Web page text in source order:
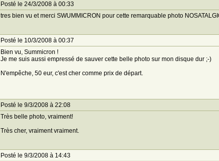
Posté le 24/3/2008 à 00:33
tres bien vu et merci SWUMMICRON pour cette remarquable photo
Posté le 10/3/2008 à 00:37
Bien vu, Summicron !
Je me suis aussi empressé de sauver cette belle photo sur mon disque dur ;-)
N'empêche, 50 eur, c'est cher comme prix de départ.
Posté le 9/3/2008 à 22:08
Très belle photo, vraiment!
Très cher, vraiment vraiment.
Posté le 9/3/2008 à 14:43